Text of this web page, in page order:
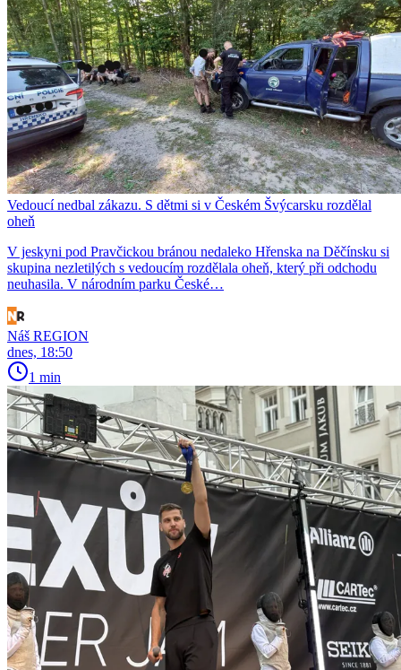
Vedoucí nedbal zákazu. S dětmi si v Českém Švýcarsku rozdělal
oheň
V jeskyni pod Pravčickou bránou nedaleko Hřenska na Děčínsku si
skupina nezletilých s vedoucím rozdělala oheň, který při odchodu
neuhasila. V národním parku České…
Náš REGION
dnes, 18:50
1 min